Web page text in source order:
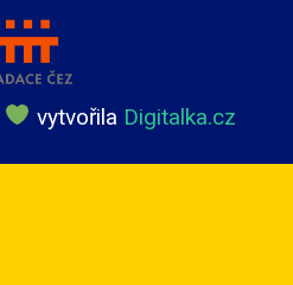
vytvořila Digitalka.cz